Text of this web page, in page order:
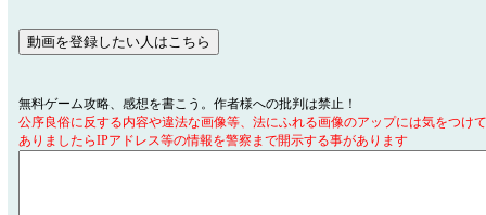
無料ゲーム攻略、感想を書こう。作者様への批判は禁止！
公序良俗に反する内容や違法な画像等、法にふれる画像のアップには気をつけ
ありましたらIPアドレス等の情報を警察まで開示する事があります